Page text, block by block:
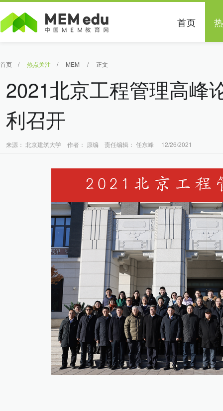
首页
首页 / 热点关注 / MEM / 正文
2021北京工程管理高峰
利召开
来源： 北京建筑大学 作者： 原编 责任编辑： 任东峰 12/26/2021